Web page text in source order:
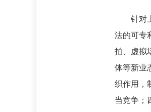
针对
法的可专
拍、虚拟
体等新业
织作用，
当竞争；